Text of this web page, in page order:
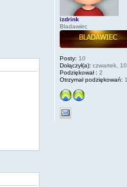
izdrink
Bladawiec
Posty: 10
Dołączył(a): czwartek,
Podziękował : 2
Otrzymał podziękowań: 1